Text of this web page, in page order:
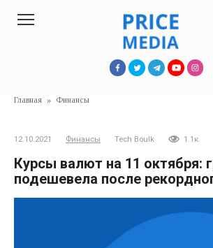
Главная » Финансы
12.10.2021 Финансы Tech Boulk 1.1к.
Курсы валют на 11 октября:
подешевела после